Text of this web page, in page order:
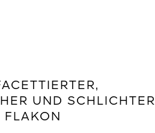
UND SCHLICHTER
FLAKON